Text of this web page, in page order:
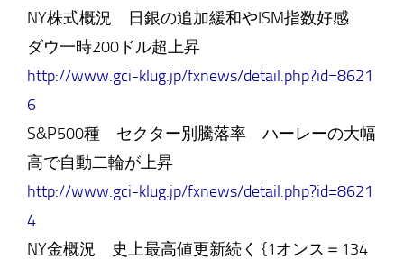
NY株式概況 日銀の追加緩和やISM指数好感
ダウ一時200ドル超上昇
http://www.gci-klug.jp/fxnews/detail.php?id=8621
6
S&P500種 セクター別騰落率 ハーレーの大幅
高で自動二輪が上昇
http://www.gci-klug.jp/fxnews/detail.php?id=8621
4
NY金概況 史上最高値更新続く {1オンス＝134